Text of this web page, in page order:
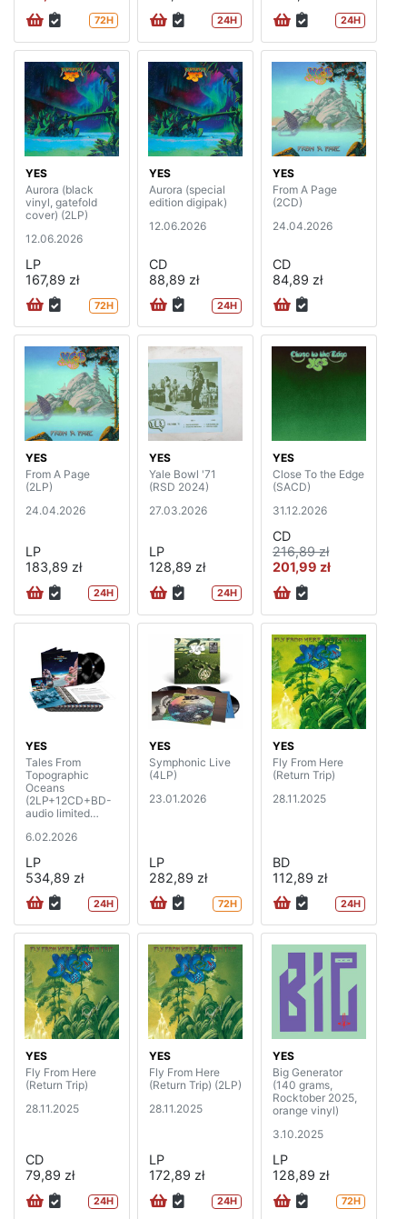
72H 24H 24H
YES
Aurora (black
vinyl, gatefold
cover) (2LP)
12.06.2026
LP
167,89 zł
72H
YES
Aurora (special
edition digipak)
12.06.2026
CD
88,89 zł
24H
YES
From A Page
(2CD)
24.04.2026
CD
84,89 zł
YES
From A Page
(2LP)
24.04.2026
LP
183,89 zł
24H
YES
Yale Bowl '71
(RSD 2024)
27.03.2026
LP
128,89 zł
24H
YES
Close To the Edge
(SACD)
31.12.2026
CD
216,89 zł
201,99 zł
YES
Tales From
Topographic
Oceans
(2LP+12CD+BD-
audio limited
6.02.2026
LP
534,89 zł
24H
YES
Symphonic Live
(4LP)
23.01.2026
LP
282,89 zł
72H
YES
Fly From Here
(Return Trip)
28.11.2025
BD
112,89 zł
24H
YES
Fly From Here
(Return Trip)
28.11.2025
CD
79,89 zł
24H
YES
Fly From Here
(Return Trip) (2LP)
28.11.2025
LP
172,89 zł
24H
YES
Big Generator
(140 grams,
Rocktober 2025,
orange vinyl)
3.10.2025
LP
128,89 zł
72H